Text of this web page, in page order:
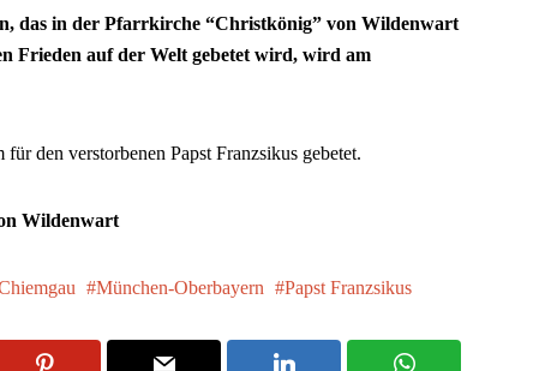
das in der Pfarrkirche “Christkönig” von Wildenwart
Frieden auf der Welt gebetet wird, wird am
den verstorbenen Papst Franzsikus gebetet.
Wildenwart
München-Oberbayern Papst Franzsikus